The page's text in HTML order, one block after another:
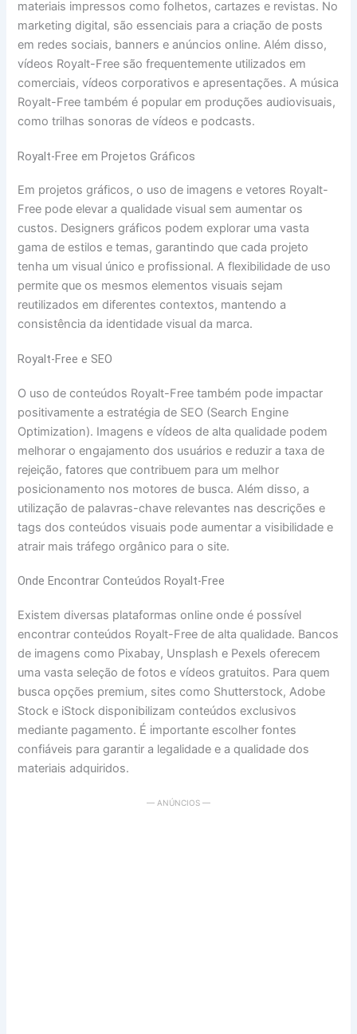
materiais impressos como folhetos, cartazes e revistas. No
marketing digital, são essenciais para a criação de posts
em redes sociais, banners e anúncios online. Além disso,
vídeos Royalt-Free são frequentemente utilizados em
comerciais, vídeos corporativos e apresentações. A música
Royalt-Free também é popular em produções audiovisuais,
como trilhas sonoras de vídeos e podcasts.
Royalt-Free em Projetos Gráficos
Em projetos gráficos, o uso de imagens e vetores Royalt-
Free pode elevar a qualidade visual sem aumentar os
custos. Designers gráficos podem explorar uma vasta
gama de estilos e temas, garantindo que cada projeto
tenha um visual único e profissional. A flexibilidade de uso
permite que os mesmos elementos visuais sejam
reutilizados em diferentes contextos, mantendo a
consistência da identidade visual da marca.
Royalt-Free e SEO
O uso de conteúdos Royalt-Free também pode impactar
positivamente a estratégia de SEO (Search Engine
Optimization). Imagens e vídeos de alta qualidade podem
melhorar o engajamento dos usuários e reduzir a taxa de
rejeição, fatores que contribuem para um melhor
posicionamento nos motores de busca. Além disso, a
utilização de palavras-chave relevantes nas descrições e
tags dos conteúdos visuais pode aumentar a visibilidade e
atrair mais tráfego orgânico para o site.
Onde Encontrar Conteúdos Royalt-Free
Existem diversas plataformas online onde é possível
encontrar conteúdos Royalt-Free de alta qualidade. Bancos
de imagens como Pixabay, Unsplash e Pexels oferecem
uma vasta seleção de fotos e vídeos gratuitos. Para quem
busca opções premium, sites como Shutterstock, Adobe
Stock e iStock disponibilizam conteúdos exclusivos
mediante pagamento. É importante escolher fontes
confiáveis para garantir a legalidade e a qualidade dos
materiais adquiridos.
— ANÚNCIOS —